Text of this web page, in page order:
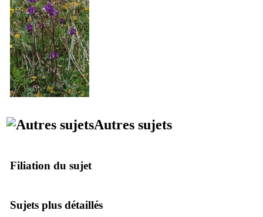
Autres sujets
Filiation du sujet
Sujets plus détaillés